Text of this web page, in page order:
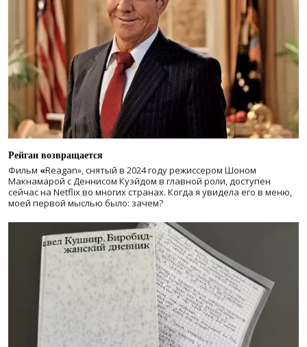
Рейган возвращается
Фильм «Reagan», снятый в 2024 годурежиссером Шоном
Макнамарой с Деннисом Куэйдом в главной роли, доступен
сейчас на Netflix во многих странах. Когда я увидела его в меню,
моей первой мыслью было: зачем?